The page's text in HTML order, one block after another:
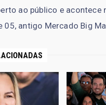
ao público e acontece
05, antigo Mercado Big